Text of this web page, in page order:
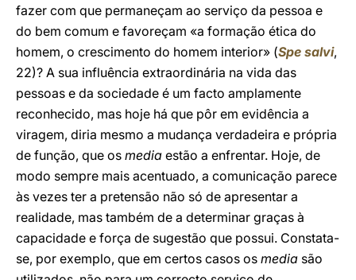
fazer com que permaneçam ao serviço da pessoa e
do bem comum e favoreçam «a formação ética do
homem, o crescimento do homem interior» (Spe salvi,
22)? A sua influência extraordinária na vida das
pessoas e da sociedade é um facto amplamente
reconhecido, mas hoje há que pôr em evidência a
viragem, diria mesmo a mudança verdadeira e própria
de função, que os media estão a enfrentar. Hoje, de
modo sempre mais acentuado, a comunicação parece
às vezes ter a pretensão não só de apresentar a
realidade, mas também de a determinar graças à
capacidade e força de sugestão que possui. Constata-
se, por exemplo, que em certos casos os media são